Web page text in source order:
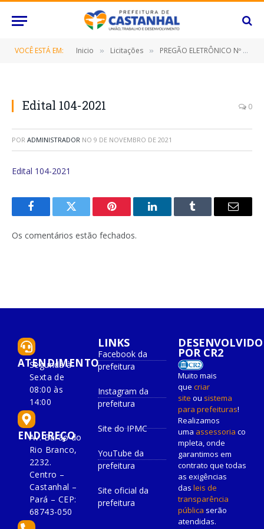
VOCÊ ESTÁ EM: Inicio » Licitações » PREGÃO ELETRÔNICO Nº 104/2021-SRP (CONTRATAÇÃO DE EMPRESA ESPECILIZADA NA PRESTAÇÃO DE SERVIÇOS DE LOCAÇÃO DE UMA UNIDADE MÓVEL DE ENSINO (LABORATÓRIO DE INFORMÁTICA – PROJETO CONCECT BUS))
Edital 104-2021 0
POR ADMINISTRADOR NO 9 DE NOVEMBRO DE 2021
Edital 104-2021
FacebookTwitter Pinterest O
Tumblr
E-
Os comentários estão fechados.
ATENDIMENTO
Segunda à
Sexta de
08:00 às
14:00
ENDEREÇO
Av. Barão do
Rio Branco,
2232.
Centro –
Castanhal –
Pará – CEP:
68743-050
LINKS
Facebook da
prefeitura
Instagram da
prefeitura
Site do IPMC
YouTube da
prefeitura
Site oficial da
prefeitura
DESENVOLVIDO
POR CR2
Muito mais
que criar
site ou sistema
para prefeituras!
Realizamos
uma assessoria co
mpleta, onde
garantimos em
contrato que todas
as exigências
das leis de
transparência
pública serão
atendidas.